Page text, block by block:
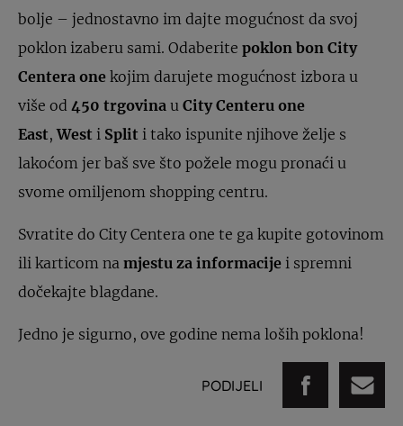
bolje – jednostavno im dajte mogućnost da svoj
poklon izaberu sami. Odaberite poklon bon City
Centera one kojim darujete mogućnost izbora u
više od 450 trgovina u City Centeru one
East,West i Split i tako ispunite njihove želje s
lakoćom jer baš sve što požele mogu pronaći u
svome omiljenom shopping centru.
Svratite do City Centera one te ga kupite gotovinom
ili karticom na mjestu za informacije i spremni
dočekajte blagdane.
Jedno je sigurno, ove godine nema loših poklona!
PODIJELI